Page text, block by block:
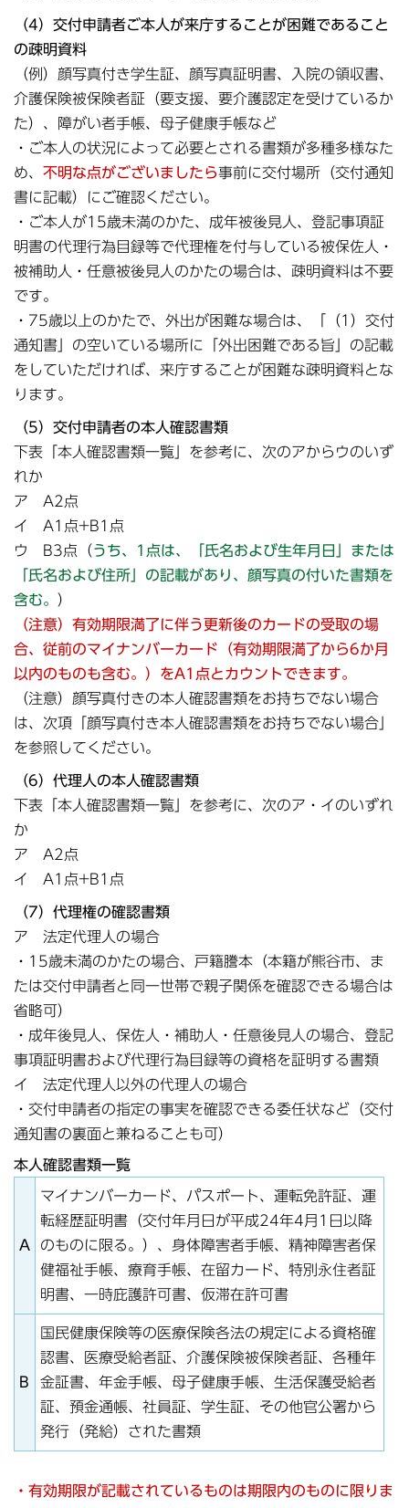
（4）交付申請者ご本人が来庁することが困難であること
の疎明資料
（例）顔写真付き学生証、顔写真証明書、入院の領収書、
介護保険被保険者証（要支援、要介護認定を受けているか
た）、障がい者手帳、母子健康手帳など
・ご本人の状況によって必要とされる書類が多種多様なた
め、 不明な点がございましたら事前に交付場所（交付通知
書に記載）にご確認ください。
・ご本人が15歳未満のかた、成年被後見人、登記事項証
明書の代理行為目録等で代理権を付与している被保佐人・
被補助人・任意被後見人のかたの場合は、疎明資料は不要
です。
・75歳以上のかたで、外出が困難な場合は、「（1）交付
通知書」の空いている場所に「外出困難である旨」の記載
をしていただければ、来庁することが困難な疎明資料とな
ります。
（5）交付申請者の本人確認書類
下表「本人確認書類一覧」を参考に、次のアからウのいず
れか
ア A2点
イ A1点+B1点
ウ B3点（うち、1点は、「氏名および生年月日」または
「氏名および住所」の記載があり、顔写真の付いた書類を
含む。 ）
（注意）有効期限満了に伴う更新後のカードの受取の場
合、従前のマイナンバーカード（有効期限満了から6か月
以内のものも含む。）をA1点とカウントできます。
（注意）顔写真付きの本人確認書類をお持ちでない場合
は、次項「顔写真付き本人確認書類をお持ちでない場合」
を参照してください。
（6）代理人の本人確認書類
下表「本人確認書類一覧」を参考に、次のア・イのいずれ
か
ア A2点
イ A1点+B1点
（7）代理権の確認書類
ア 法定代理人の場合
・15歳未満のかたの場合、戸籍謄本（本籍が熊谷市、ま
たは交付申請者と同一世帯で親子関係を確認できる場合は
省略可）
・成年後見人、保佐人・補助人・任意後見人の場合、登記
事項証明書および代理行為目録等の資格を証明する書類
イ 法定代理人以外の代理人の場合
・交付申請者の指定の事実を確認できる委任状など（交付
通知書の裏面と兼ねることも可）
本人確認書類一覧
A
マイナンバーカード、パスポート、運転免許証、運
転経歴証明書（交付年月日が平成24年4月1日以降
のものに限る。）、身体障害者手帳、精神障害者保
健福祉手帳、療育手帳、在留カード、特別永住者証
明書、一時庇護許可書、仮滞在許可書
B
国民健康保険等の医療保険各法の規定による資格確
認書、医療受給者証、介護保険被保険者証、各種年
金証書、年金手帳、母子健康手帳、生活保護受給者
証、預金通帳、社員証、学生証、その他官公署から
発行（発給）された書類
・有効期限が記載されているものは期限内のものに限りま